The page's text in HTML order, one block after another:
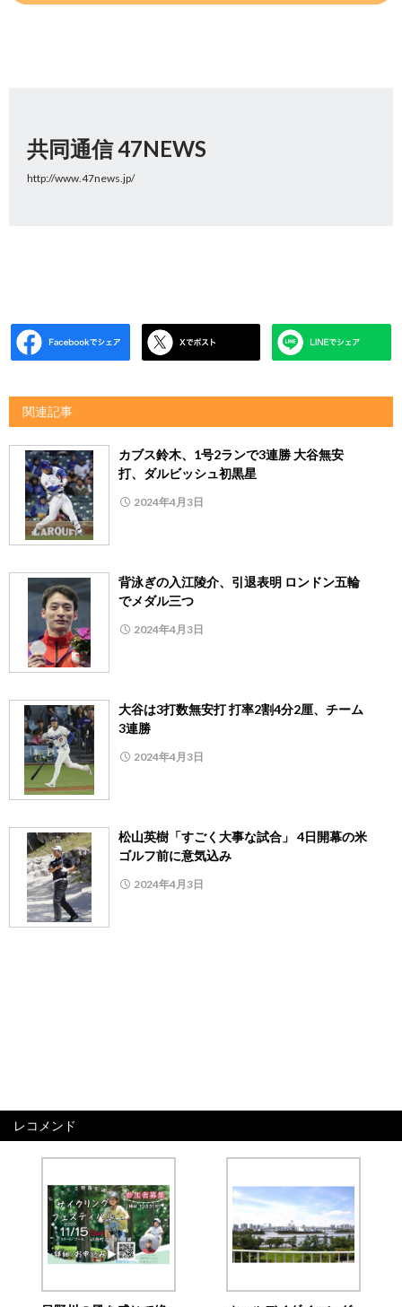
共同通信 47NEWS
http://www.47news.jp/
関連記事
カブス鈴木、1号2ランで3連勝 大谷無安
打、ダルビッシュ初黒星
2024年4月3日
背泳ぎの入江陵介、引退表明 ロンドン五輪
でメダル三つ
2024年4月3日
大谷は3打数無安打 打率2割4分2厘、チーム
3連勝
2024年4月3日
松山英樹「すごく大事な試合」 4日開幕の米
ゴルフ前に意気込み
2024年4月3日
レコメンド